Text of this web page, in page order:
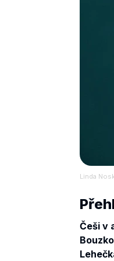
Linda
Češi v